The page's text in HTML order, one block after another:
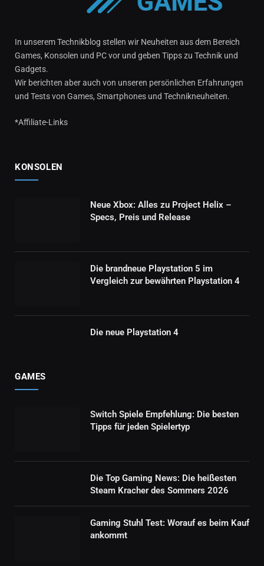
In unserem Technikblog stellen wir Neuheiten aus dem Bereich
Games, Konsolen und PC vor und geben Tipps zu Technik und
Gadgets.
Wir berichten aber auch von unseren persönlichen Erfahrungen
und Tests von Games, Smartphones und Technikneuheiten.
*Affiliate-Links
KONSOLEN
Neue Xbox: Alles zu Project Helix –
Specs, Preis und Release
Die brandneue Playstation 5 im
Vergleich zur bewährten Playstation 4
Die neue Playstation 4
GAMES
Switch Spiele Empfehlung: Die besten
Tipps für jeden Spielertyp
Die Top Gaming News: Die heißesten
Steam Kracher des Sommers 2026
Gaming Stuhl Test: Worauf es beim Kauf
ankommt